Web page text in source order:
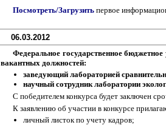
Посмотреть/Загрузить первое
06.03.2012
Федеральное государственное
вакантных должностей:
заведующий лабораторией
научный сотрудник лаборатории
С победителем конкурса будет заключен
К заявлению об участии в конкурсе
личный листок по учету кадров;